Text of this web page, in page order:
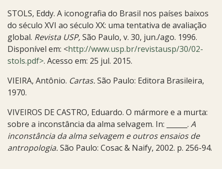
STOLS, Eddy. A iconografia do Brasil nos países baixos
do século XVI ao século XX: uma tentativa de avaliação
global. Revista USP,São Paulo, v. 30, jun./ago. 1996.
Disponível em: <http://www.usp.br/revistausp/30/02-
stols.pdf>. Acesso em: 25 jul. 2015.
VIEIRA, Antônio. Cartas.São Paulo: Editora Brasileira,
1970.
VIVEIROS DE CASTRO, Eduardo. O mármore e a murta:
sobre a inconstância da alma selvagem. In: ______. A
inconstância da alma selvagem e outros ensaios de
antropologia.São Paulo: Cosac & Naify, 2002. p. 256-94.